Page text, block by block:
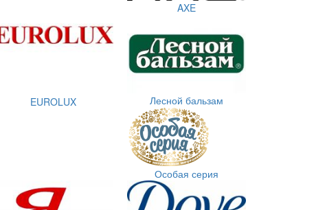
EUROLUX
AXE
Лесной бальзам
Особая серия